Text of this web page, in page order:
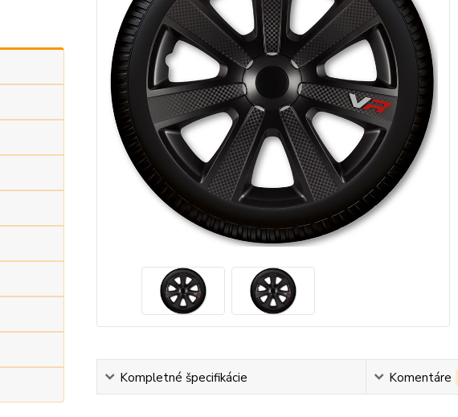
Kompletné špecifikácie Komentáre